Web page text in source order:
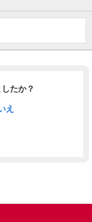
たか？
え